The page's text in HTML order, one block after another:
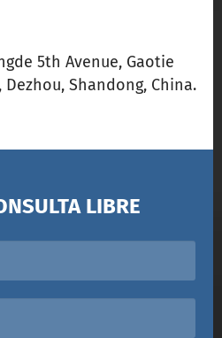
5th Avenue, Gaotie
Shandong, China.
LIBRE